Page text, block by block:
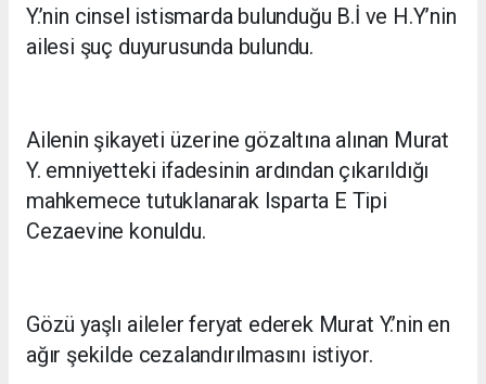
Y.’nin cinsel istismarda bulunduğu B.İ ve H.Y’nin
ailesi şuç duyurusunda bulundu.
Ailenin şikayeti üzerine gözaltına alınan Murat
Y. emniyetteki ifadesinin ardından çıkarıldığı
mahkemece tutuklanarak Isparta E Tipi
Cezaevine konuldu.
Gözü yaşlı aileler feryat ederek Murat Y.’nin en
ağır şekilde cezalandırılmasını istiyor.